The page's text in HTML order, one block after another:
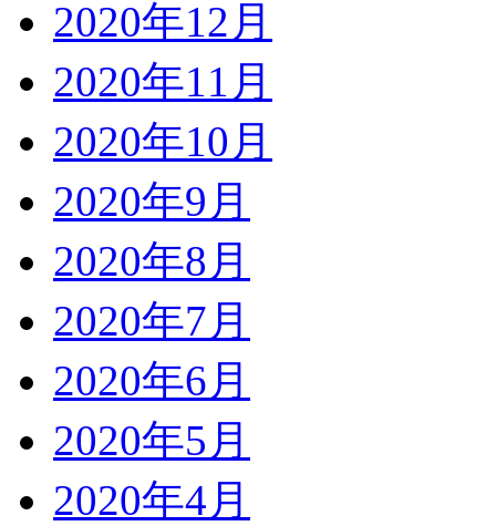
2020年12月
2020年11月
2020年10月
2020年9月
2020年8月
2020年7月
2020年6月
2020年5月
2020年4月